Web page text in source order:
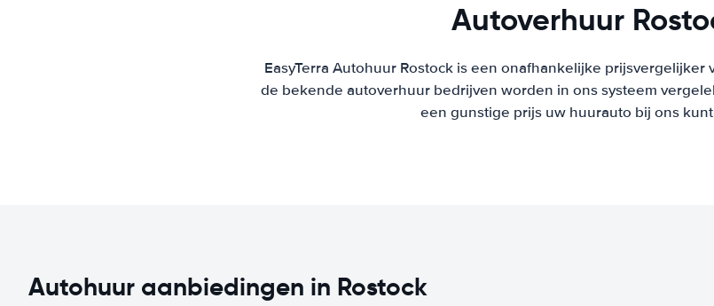
Autoverhuur
EasyTerra Autohuur Rostock is een onafhankelijke prijsvergelijker
de bekende autoverhuur bedrijven worden in ons systeem
een gunstige prijs uw huurauto bij ons
Autohuur aanbiedingen in Rostock